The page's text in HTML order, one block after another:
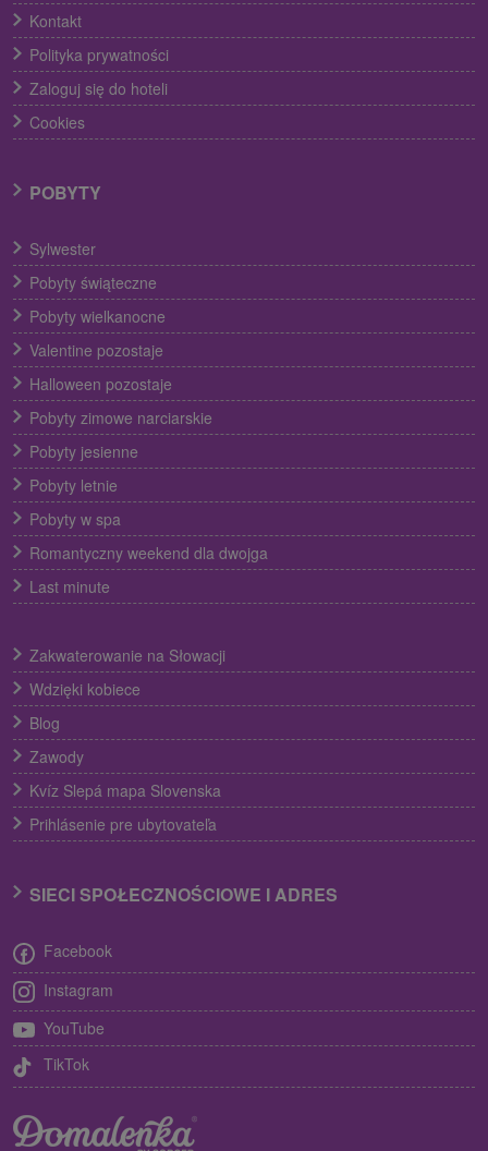
Kontakt
Polityka prywatności
Zaloguj się do hoteli
Cookies
POBYTY
Sylwester
Pobyty świąteczne
Pobyty wielkanocne
Valentine pozostaje
Halloween pozostaje
Pobyty zimowe narciarskie
Pobyty jesienne
Pobyty letnie
Pobyty w spa
Romantyczny weekend dla dwojga
Last minute
Zakwaterowanie na Słowacji
Wdzięki kobiece
Blog
Zawody
Kvíz Slepá mapa Slovenska
Prihlásenie pre ubytovateľa
SIECI SPOŁECZNOŚCIOWE I ADRES
Facebook
Instagram
YouTube
TikTok